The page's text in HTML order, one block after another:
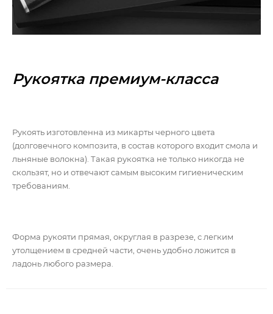
Рукоятка премиум-класса
Рукоять изготовленна из микарты черного цвета
(долговечного композита, в состав которого входит смола и
льняные волокна). Такая рукоятка не только никогда не
скользят, но и отвечают самым высоким гигиеническим
требованиям.
Форма рукояти прямая, округлая в разрезе, с легким
утолщением в средней части, очень удобно ложится в
ладонь любого размера.